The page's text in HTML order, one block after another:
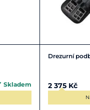
Skladem
Drezurní
2 375 Kč